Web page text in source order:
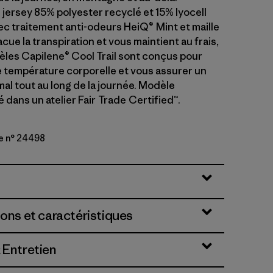
85% polyester recyclé et 15% lyocell
traitement anti-odeurs HeiQ® Mint et maille
la transpiration et vous maintient au frais,
Capilene® Cool Trail sont conçus pour
corporelle et vous assurer un
tout au long de la journée. Modèle
un atelier Fair Trade Certified™.
n° 24498
et caractéristiques
Entretien